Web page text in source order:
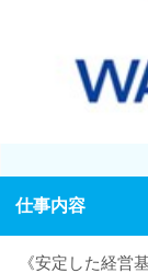
仕事内容
《安定した経営